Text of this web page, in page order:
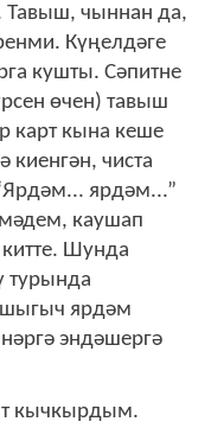
Тавыш, чыннан да,
Күңелдәге
кушты. Сәпитне
өчен) тавыш
карт кына кеше
киенгән, чиста
ярдәм...”
каушап
Шунда
турында
ярдәм
эндәшергә
кычкырдым.